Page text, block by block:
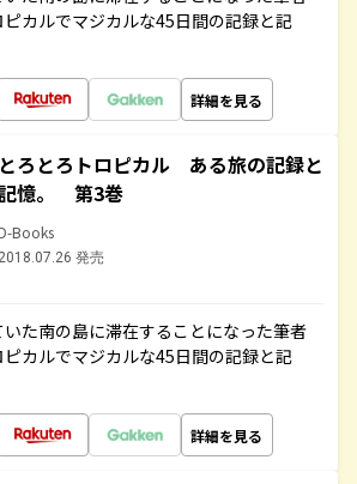
カルでマジカルな45日間の記録と記
詳細を見る
とろとろトロピカル ある旅の記録と
憶。 第3巻
Books
2018.07.26 発売
た南の島に滞在することになった筆者
カルでマジカルな45日間の記録と記
詳細を見る